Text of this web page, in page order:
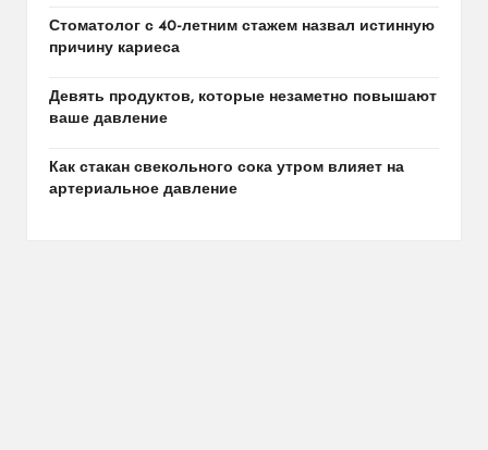
Стоматолог с 40-летним стажем назвал истинную
причину кариеса
Девять продуктов, которые незаметно повышают
ваше давление
Как стакан свекольного сока утром влияет на
артериальное давление